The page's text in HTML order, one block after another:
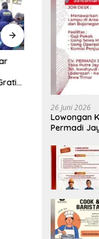
Pengungkapan
Malang
Pencurian
Telekomunikasi
26 Juni 2026
Lowongan
Permadi